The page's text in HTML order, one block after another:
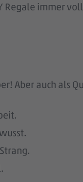
Regale immer
Aber auch als